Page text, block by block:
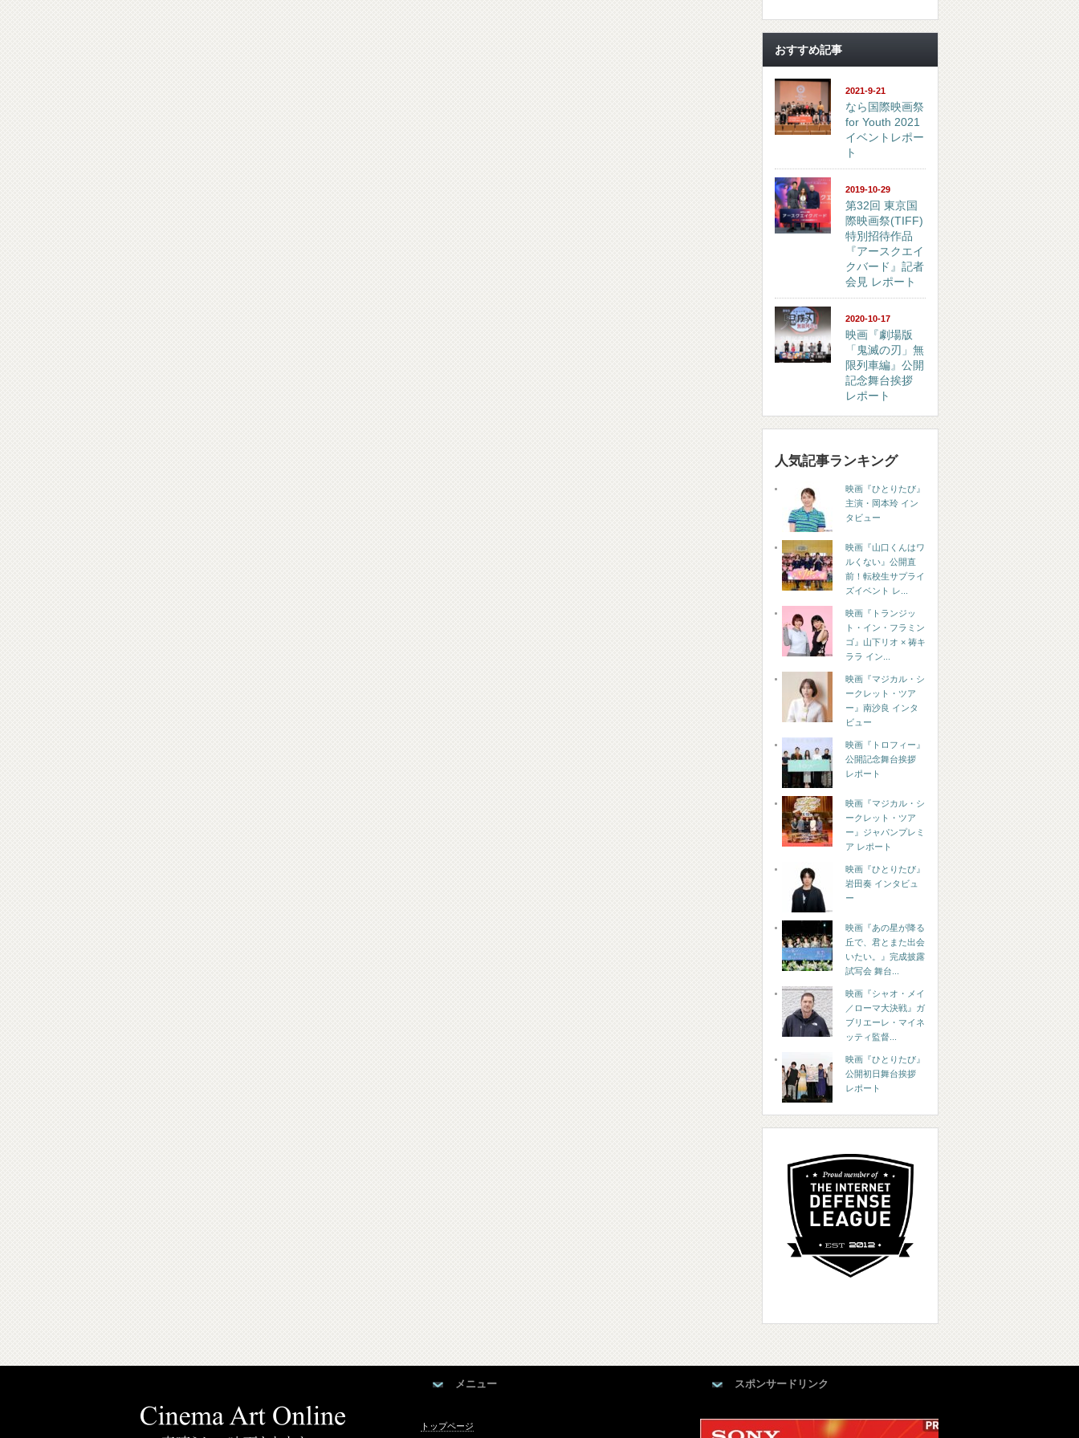
おすすめ記事
2021-9-21
なら国際映画祭
for Youth 2021
イベントレポー
ト
2019-10-29
第32回 東京国
際映画祭(TIFF)
特別招待作品
『アースクエイ
クバード』記者
会見 レポート
2020-10-17
映画『劇場版
「鬼滅の刃」無
限列車編』公開
記念舞台挨拶
レポート
人気記事ランキング
映画『ひとりたび』
主演・岡本玲 イン
タビュー
映画『山口くんはワ
ルくない』公開直
前！転校生サプライ
ズイベント レ...
映画『トランジッ
ト・イン・フラミン
ゴ』山下リオ × 祷キ
ララ イン...
映画『マジカル・シ
ークレット・ツア
ー』南沙良 インタ
ビュー
映画『トロフィー』
公開記念舞台挨拶
レポート
映画『マジカル・シ
ークレット・ツア
ー』ジャパンプレミ
ア レポート
映画『ひとりたび』
岩田奏 インタビュ
ー
映画『あの星が降る
丘で、君とまた出会
いたい。』完成披露
試写会 舞台...
映画『シャオ・メイ
／ローマ大決戦』ガ
ブリエーレ・マイネ
ッティ監督...
映画『ひとりたび』
公開初日舞台挨拶
レポート
メニュー
トップページ
スポンサードリンク